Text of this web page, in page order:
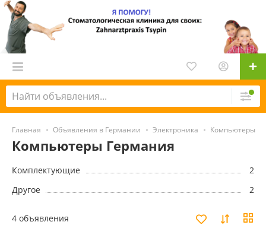
Главная Объявления в Германии Электроника Компьютеры
Компьютеры Германия
Комплектующие
2
Другое
2
4 объявления